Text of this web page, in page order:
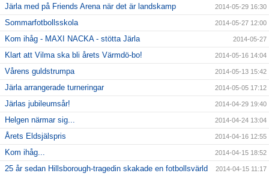
Järla med på Friends Arena när det är landskamp 2014-05-29 16:30
Sommarfotbollsskola 2014-05-27 12:00
Kom ihåg - MAXI NACKA - stötta Järla 2014-05-27
Klart att Vilma ska bli årets Värmdö-bo! 2014-05-16 14:04
Vårens guldstrumpa 2014-05-13 15:42
Järla arrangerade turneringar 2014-05-05 17:12
Järlas jubileumsår! 2014-04-29 19:40
Helgen närmar sig... 2014-04-24 13:04
Årets Eldsjälspris 2014-04-16 12:55
Kom ihåg... 2014-04-15 18:52
25 år sedan Hillsborough-tragedin skakade en fotbollsvärld 2014-04-15 11:17